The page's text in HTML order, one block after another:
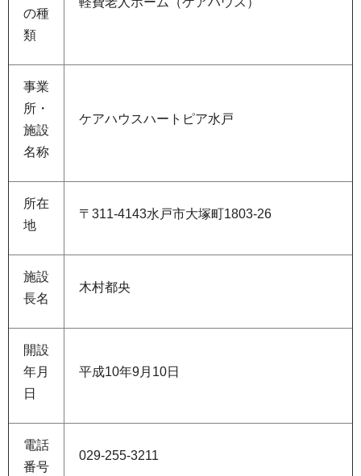
の種
類
事業
所・
施設
名称
ケアハウスハートピア水戸
所在
地
〒311-4143水戸市大塚町1803-26
施設
長名
木村都央
開設
年月
日
平成10年9月10日
電話
番号
029-255-3211